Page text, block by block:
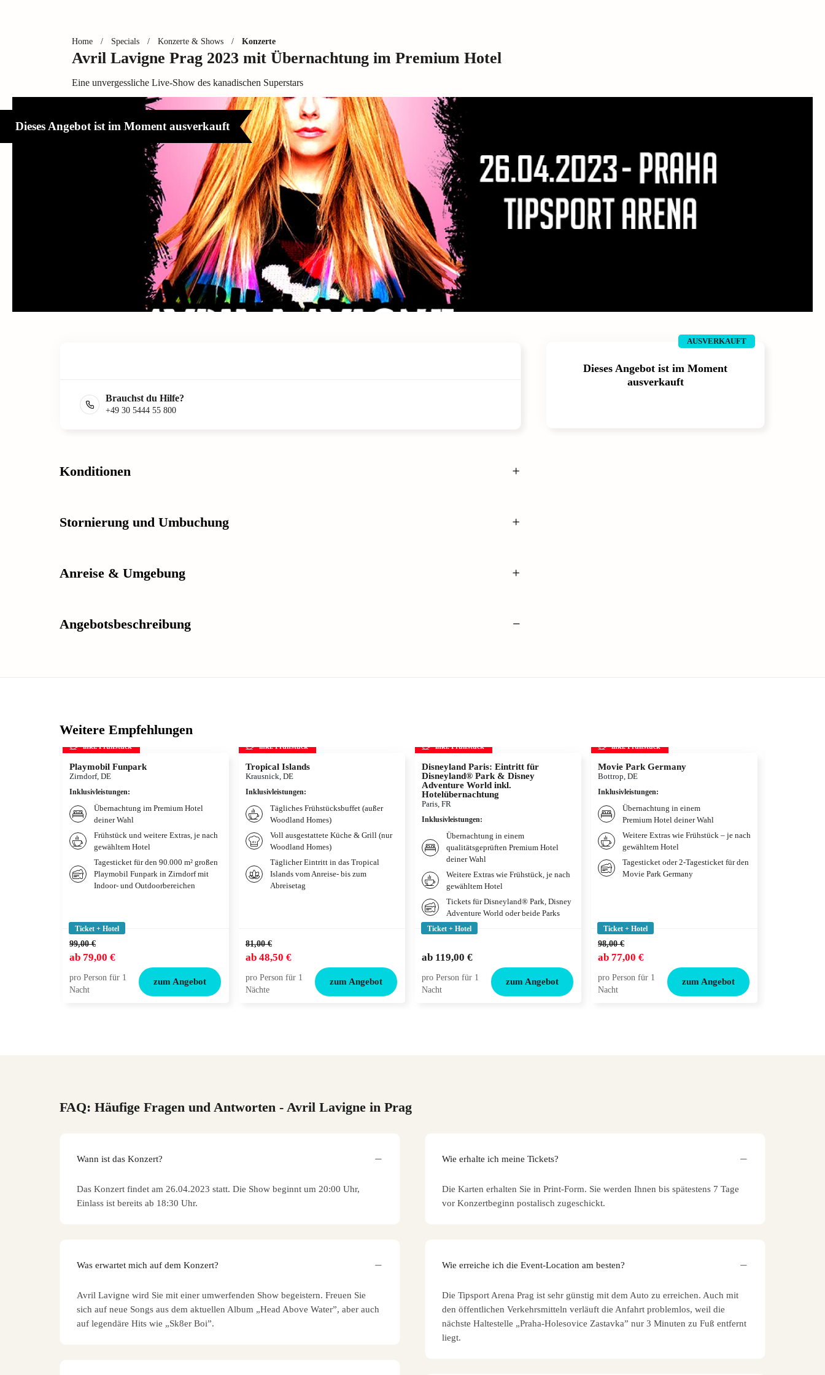
Home / Specials / Konzerte & Shows / Konzerte
Avril Lavigne Prag 2023 mit Übernachtung im Premium Hotel
Eine unvergessliche Live-Show des kanadischen Superstars
Dieses Angebot ist im Moment ausverkauft
AUSVERKAUFT
Dieses Angebot ist im Moment
ausverkauft
Brauchst du Hilfe?
+49 30 5444 55 800
Konditionen
Stornierung und Umbuchung
Anreise & Umgebung
Angebotsbeschreibung
Weitere Empfehlungen
inkl. Frühstück
Playmobil Funpark
Zirndorf, DE
Inklusivleistungen:
Übernachtung im Premium Hotel
deiner Wahl
Frühstück und weitere Extras, je nach
gewähltem Hotel
Tagesticket für den 90.000 m² großen
Playmobil Funpark in Zirndorf mit
Indoor- und Outdoorbereichen
Ticket + Hotel
99,00 €
ab 79,00 €
pro Person für 1
Nacht
zum Angebot
inkl. Frühstück
Tropical Islands
Krausnick, DE
Inklusivleistungen:
Tägliches Frühstücksbuffet (außer
Woodland Homes)
Voll ausgestattete Küche & Grill (nur
Woodland Homes)
Täglicher Eintritt in das Tropical
Islands vom Anreise- bis zum
Abreisetag
81,00 €
ab 48,50 €
pro Person für 1
Nächte
zum Angebot
inkl. Frühstück
Disneyland Paris: Eintritt für
Disneyland® Park & Disney
Adventure World inkl.
Hotelübernachtung
Paris, FR
Inklusivleistungen:
Übernachtung in einem
qualitätsgeprüften Premium Hotel
deiner Wahl
Weitere Extras wie Frühstück, je nach
gewähltem Hotel
Tickets für Disneyland® Park, Disney
Adventure World oder beide Parks
Ticket + Hotel
ab 119,00 €
pro Person für 1
Nacht
zum Angebot
inkl. Frühstück
Movie Park Germany
Bottrop, DE
Inklusivleistungen:
Übernachtung in einem
Premium Hotel deiner Wahl
Weitere Extras wie Frühstück – je nach
gewähltem Hotel
Tagesticket oder 2-Tagesticket für den
Movie Park Germany
Ticket + Hotel
98,00 €
ab 77,00 €
pro Person für 1
Nacht
zum Angebot
FAQ: Häufige Fragen und Antworten - Avril Lavigne in Prag
Wann ist das Konzert?
Das Konzert findet am 26.04.2023 statt. Die Show beginnt um 20:00 Uhr,
Einlass ist bereits ab 18:30 Uhr.
Was erwartet mich auf dem Konzert?
Avril Lavigne wird Sie mit einer umwerfenden Show begeistern. Freuen Sie
sich auf neue Songs aus dem aktuellen Album „Head Above Water”, aber auch
auf legendäre Hits wie „Sk8er Boi”.
Wie erhalte ich meine Tickets?
Die Karten erhalten Sie in Print-Form. Sie werden Ihnen bis spätestens 7 Tage
vor Konzertbeginn postalisch zugeschickt.
Wie erreiche ich die Event-Location am besten?
Die Tipsport Arena Prag ist sehr günstig mit dem Auto zu erreichen. Auch mit
den öffentlichen Verkehrsmitteln verläuft die Anfahrt problemlos, weil die
nächste Haltestelle „Praha-Holesovice Zastavka” nur 3 Minuten zu Fuß entfernt
liegt.